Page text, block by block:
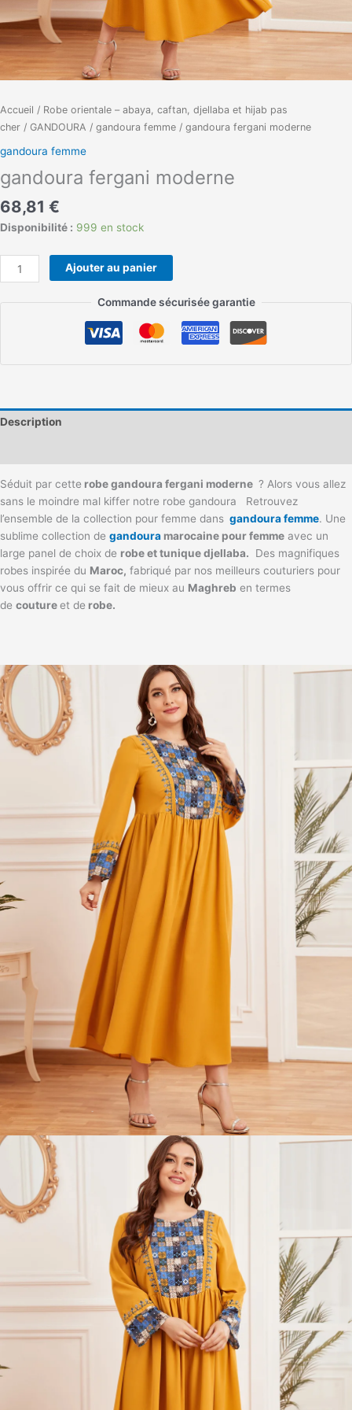
Accueil / Robe orientale – abaya, caftan, djellaba et hijab pas
cher / GANDOURA / gandoura femme / gandoura fergani moderne
gandoura femme
gandoura fergani moderne
68,81 €
Disponibilité : 999 en stock
Ajouter au panier
Commande sécurisée garantie
Description
Séduit par cette robe gandoura fergani moderne ? Alors vous allez
sans le moindre mal kiffer notre robe gandoura Retrouvez
l’ensemble de la collection pour femme dans gandoura femme. Une
sublime collection de gandoura marocaine pour femme avec un
large panel de choix de robe et tunique djellaba. Des magnifiques
robes inspirée du Maroc, fabriqué par nos meilleurs couturiers pour
vous offrir ce qui se fait de mieux au Maghreb en termes
de coutureet de robe.